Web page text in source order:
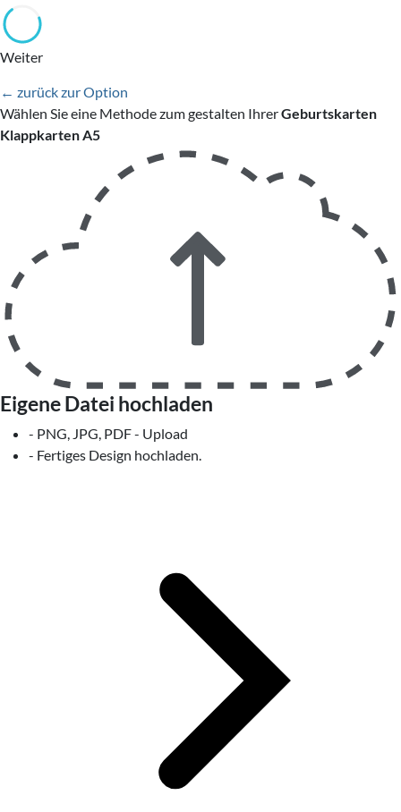
Weiter
← zurück zur Option
Wählen Sie eine Methode zum gestalten IhrerGeburtskarten
Klappkarten A5
Eigene Datei hochladen
- PNG, JPG, PDF - Upload
- Fertiges Design hochladen.